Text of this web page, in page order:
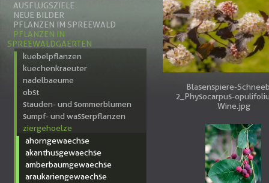
AUSFLUGSZIELE
NEUE BILDER
PFLANZEN IM SPREEWALD
PFLANZEN IN
SPREEWALDGAERTEN
kuebelpflanzen
kuechenkraeuter
nadelbaeume
obst
stauden- und sommerblumen
sumpf- und wasserpflanzen
ziergehoelze
ahorngewaechse
akanthusgewaechse
amberbaumgewaechse
araukariengewaechse
Blasenspiere-
2_Physocarpus-
Wine.jpg